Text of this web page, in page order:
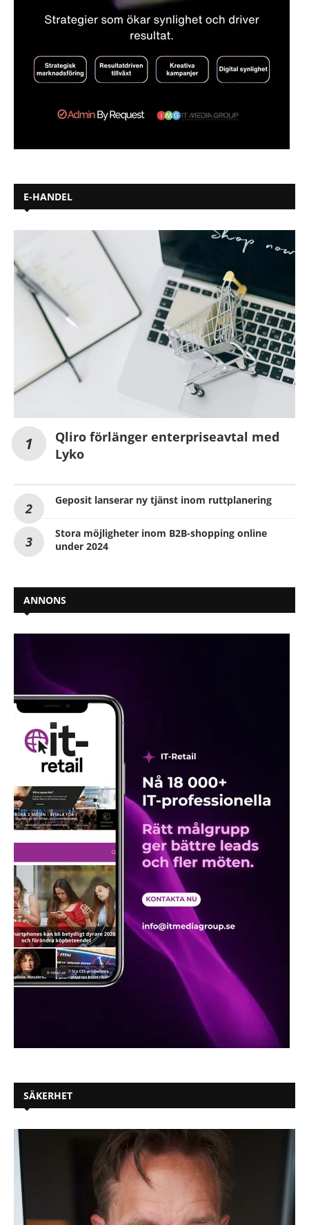
E-HANDEL
Qliro förlänger enterpriseavtal med
Lyko
Geposit lanserar ny tjänst inom ruttplanering
Stora möjligheter inom B2B-shopping online
under 2024
ANNONS
SÄKERHET